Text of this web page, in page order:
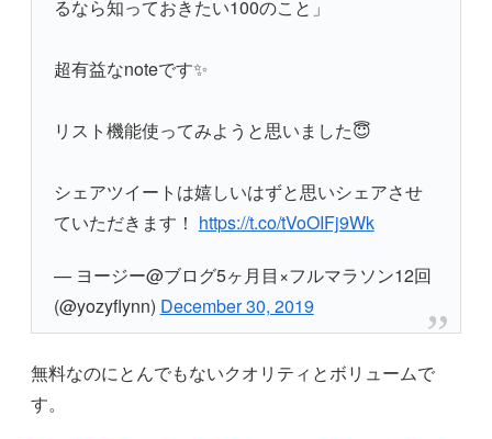
るなら知っておきたい100のこと」
超有益なnoteです✨
リスト機能使ってみようと思いました😇
シェアツイートは嬉しいはずと思いシェアさせ
ていただきます！ https://t.co/tVoOIFj9Wk
— ヨージー@ブログ5ヶ月目×フルマラソン12回
(@yozyflynn) December 30, 2019
無料なのにとんでもないクオリティとボリュームで
す。